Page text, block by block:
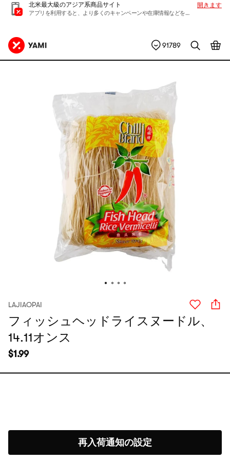
北米最大級のアジア系商品サイト
アプリを利用すると、より多くのキャンペーンや在庫情報などを入手できます
開きます
91789
LAJIAOPAI
フィッシュヘッドライスヌードル、
14.11オンス
$1.99
再入荷通知の設定